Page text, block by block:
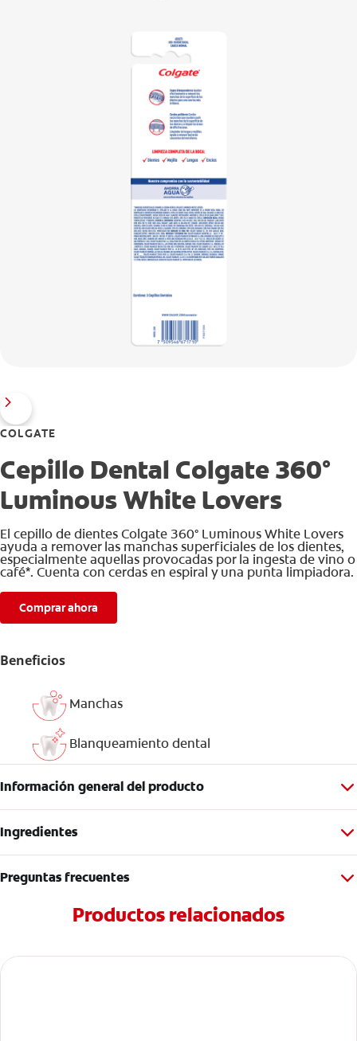
COLGATE
Cepillo Dental Colgate 360°
Luminous White Lovers
El cepillo de dientes Colgate 360° Luminous White Lovers
ayuda a remover las manchas superficiales de los dientes,
especialmente aquellas provocadas por la ingesta de vino o
café*. Cuenta con cerdas en espiral y una punta limpiadora.
Comprar ahora
Beneficios
Manchas
Blanqueamiento dental
Información general del producto
Ingredientes
Preguntas frecuentes
Productos relacionados